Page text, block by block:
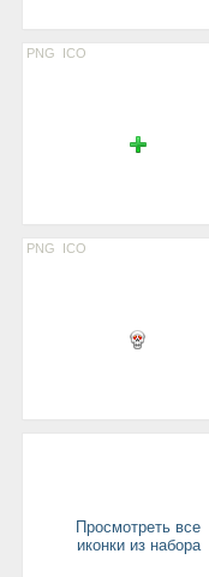
PNG ICO
PNG ICO
Просмотреть все
иконки из набора